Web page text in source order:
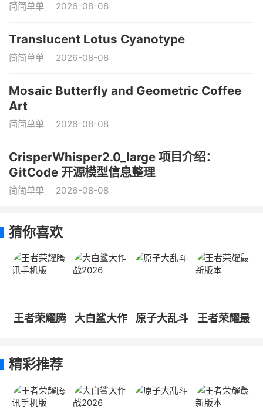
简简单单 2026-08-08
Translucent Lotus Cyanotype
简简单单 2026-08-08
Mosaic Butterfly and Geometric Coffee
Art
简简单单 2026-08-08
CrisperWhisper2.0_large 项目介绍：
GitCode 开源模型信息整理
简简单单 2026-08-08
猜你喜欢
王者荣耀腾
大白鲨大作
原子大乱斗
王者荣耀最
精彩推荐